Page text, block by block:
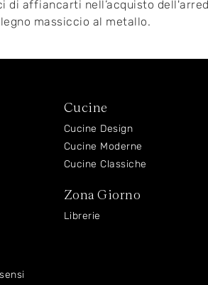
di affiancarti nell’acquisto
massiccio al metallo.
Cucine
Cucine Design
Cucine Moderne
Cucine Classiche
Zona Giorno
Librerie